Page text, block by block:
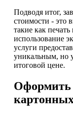
Подводя итог,
стоимости - это
такие как
использование
услуги
уникальным, но
итоговой цене.
Оформить